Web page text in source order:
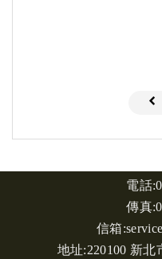
電話:
傳真
信箱:
地址:220100 新北